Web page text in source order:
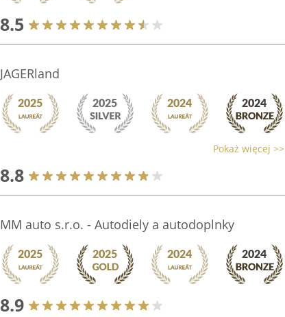
8.5
JAGERland
Pokaż więcej >>
8.8
MM auto s.r.o. - Autodiely a autodoplnky
8.9